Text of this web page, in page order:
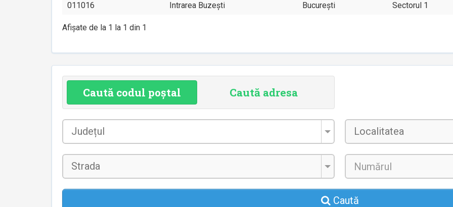
011016 Intrarea Buzești București Sectorul 1
Afișate de la 1 la 1 din 1
Caută codul poștal Caută adresa
Caută